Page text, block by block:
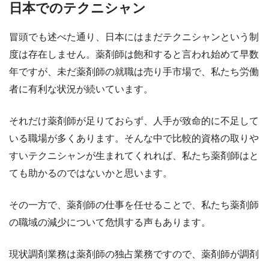
日本でのテクニシャン
冒頭でも述べた通り、日本にはまだテクニシャンという制
度は存在しません。薬剤師は飽和すると言われ始めて早数
年ですが、未だ薬剤師の就職は売り手市場で、私たち労働
者に有利な状況が続いています。
それだけ薬剤師が足りておらず、人手が致命的に不足して
いる職場が多くあります。そんな中で比較的資格の取りや
すいテクニシャンが生まれてくれれば、私たち薬剤師はと
ても助かるのではないかと思います。
その一方で、薬剤師の仕事を任せることで、私たち薬剤師
の職域の減少について危惧する声もあります。
現状調剤業務は薬剤師の独占業務ですので、薬剤師が調剤